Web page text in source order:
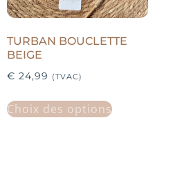
TURBAN BOUCLETTE
BEIGE
€ 24,99 (TVAC)
Choix des options